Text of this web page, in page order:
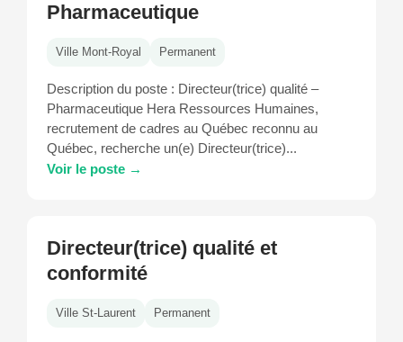
Pharmaceutique
Ville Mont-Royal Permanent
Description du poste : Directeur(trice) qualité –
Pharmaceutique Hera Ressources Humaines,
recrutement de cadres au Québec reconnu au
Québec, recherche un(e) Directeur(trice)...
Voir le poste →
Directeur(trice) qualité et
conformité
Ville St-Laurent Permanent